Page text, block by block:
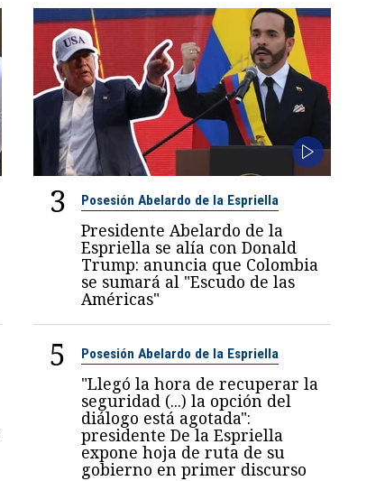
3 Posesión Abelardo de la Espriella
Presidente Abelardo de la
Espriella se alía con Donald
Trump: anuncia que Colombia
se sumará al "Escudo de las
Américas"
5 Posesión Abelardo de la Espriella
"Llegó la hora de recuperar la
seguridad (...) la opción del
diálogo está agotada":
presidente De la Espriella
expone hoja de ruta de su
gobierno en primer discurso